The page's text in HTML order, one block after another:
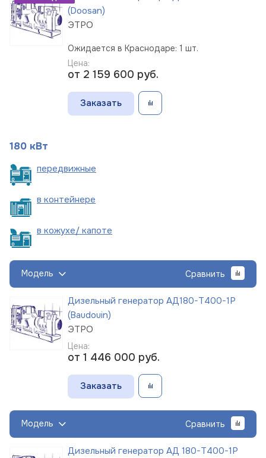
(Doosan)
ЭТРО
Ожидается в Краснодаре: 1 шт.
Цена:
от 2 159 600 руб.
Заказать
180 кВт
передвижные
в контейнере
в кожухе/ капоте
Модель Сравнить
Дизельный генератор АД180-Т400-1Р
(Baudouin)
ЭТРО
Цена:
от 1 446 000 руб.
Заказать
Модель Сравнить
Дизельный генератор АД 180-Т400-1Р